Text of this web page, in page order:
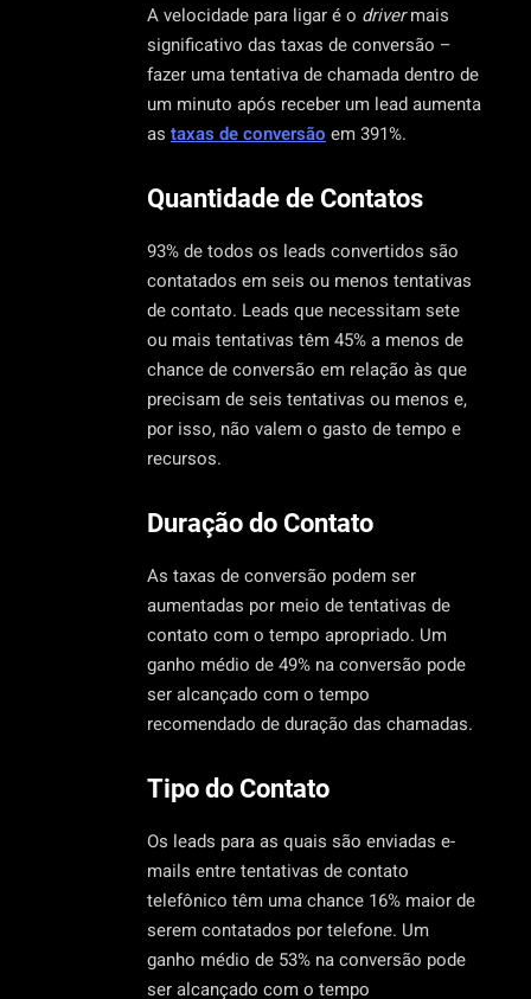
A velocidade para ligar é o drivermais
significativo das taxas de conversão –
fazer uma tentativa de chamada dentro de
um minuto após receber um lead aumenta
as taxas de conversão em 391%.
Quantidade de Contatos
93% de todos os leads convertidos são
contatados em seis ou menos tentativas
de contato. Leads que necessitam sete
ou mais tentativas têm 45% a menos de
chance de conversão em relação às que
precisam de seis tentativas ou menos e,
por isso, não valem o gasto de tempo e
recursos.
Duração do Contato
As taxas de conversão podem ser
aumentadas por meio de tentativas de
contato com o tempo apropriado. Um
ganho médio de 49% na conversão pode
ser alcançado com o tempo
recomendado de duração das chamadas.
Tipo do Contato
Os leads para as quais são enviadas e-
mails entre tentativas de contato
telefônico têm uma chance 16% maior de
serem contatados por telefone. Um
ganho médio de 53% na conversão pode
ser alcançado com o tempo